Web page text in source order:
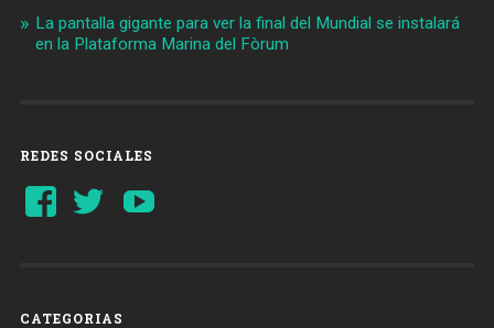
La pantalla gigante para ver la final del Mundial se instalará
en la Plataforma Marina del Fòrum
REDES SOCIALES
Ver
perfil
Ver
perfil
CATEGORIAS